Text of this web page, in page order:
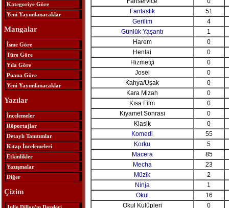
Kategoriye Göre
Yeni Yayımlanacaklar
Mangalar
İsme Göre
Türe Göre
Yıla Göre
Puana Göre
Yeni Yayımlanacaklar
Yazılar
İncelemeler
Röportajlar
Detaylı Tanıtımlar
Kitap İncelemeleri
Etkinlikler
Yazışmalar
Diğer
Çizim
Julie Dillon'ın Dersleri
Fantastik
51
Gerilim
4
Günlük Yaşantı
1
Harem
0
Hentai
0
Hizmetçi
0
Josei
0
Kahya/Uşak
0
Kara Mizah
0
Kısa Film
0
Kıyamet Sonrası
0
Klasik
0
Komedi
55
Korku
5
Macera
85
Mecha
23
Müzik
2
Ninja
1
Okul
16
Okul Kulüpleri
0